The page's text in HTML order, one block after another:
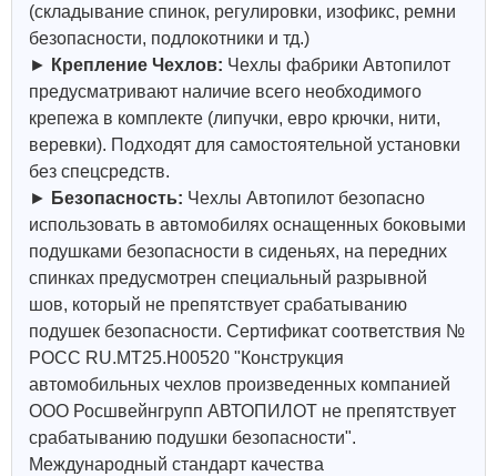
(складывание спинок, регулировки, изофикс, ремни
безопасности, подлокотники и тд.)
► Крепление Чехлов: Чехлы фабрики Автопилот
предусматривают наличие всего необходимого
крепежа в комплекте (липучки, евро крючки, нити,
веревки). Подходят для самостоятельной установки
без спецсредств.
► Безопасность: Чехлы Автопилот безопасно
использовать в автомобилях оснащенных боковыми
подушками безопасности в сиденьях, на передних
спинках предусмотрен специальный разрывной
шов, который не препятствует срабатыванию
подушек безопасности. Сертификат соответствия №
РОСС RU.МТ25.Н00520 "Конструкция
автомобильных чехлов произведенных компанией
ООО Росшвейнгрупп АВТОПИЛОТ не препятствует
срабатыванию подушки безопасности".
Международный стандарт качества